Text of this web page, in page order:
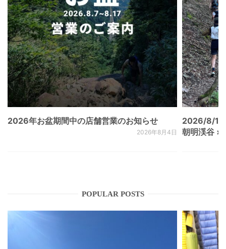
2026年お盆期間中の店舗営業のお知らせ
2026年8月4日
2026/8/
朝明渓谷 ×
POPULAR POSTS